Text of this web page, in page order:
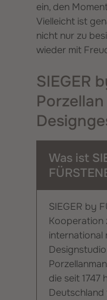
ein, den
Vielleicht ist
nicht nur zu
wieder mit
SIEGER
Was ist
SIEGER by
Kooperation
international
die seit 1747
Deutschland